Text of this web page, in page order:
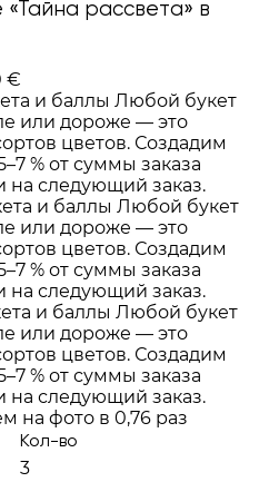
рассвета» в
€
и баллы Любой букет
или дороже — это
цветов. Создадим
% от суммы заказа
на следующий заказ.
и баллы Любой букет
или дороже — это
цветов. Создадим
% от суммы заказа
на следующий заказ.
и баллы Любой букет
или дороже — это
цветов. Создадим
% от суммы заказа
на следующий заказ.
на фото в 0,76 раз
Кол-во
3